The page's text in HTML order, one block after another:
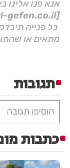
אנא פנו אלינו
[Manager@gal-gefen.co.il]
כל פנייה
מתאים או
תגובות
הוסיפו תגובה
כתבות